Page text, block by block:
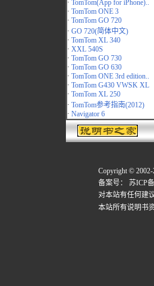
· TomTom(App for iPhone)..
· TomTom ONE 3
· TomTom GO 720
· GO 720(简体中文)
· TomTom XL 340
· XXL 540S
· TomTom GO 730
· TomTom GO 630
· TomTom ONE 3rd edition..
· TomTom G430 VWSK XL
· TomTom XL 250
· TomTom参考指南(2012)
· Navigator 6
Copyright © 2002-
备案号：
苏ICP
对本站有任何建
本站所有说明书